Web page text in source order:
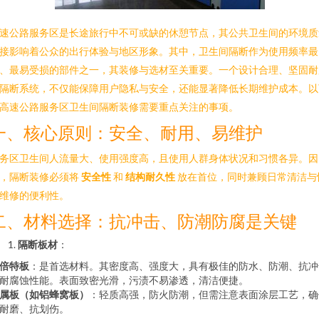
公路服务区是长途旅行中不可或缺的休憩节点，其公共卫生间的环境
影响着公众的出行体验与地区形象。其中，卫生间隔断作为使用频率最
最易受损的部件之一，其装修与选材至关重要。一个设计合理、坚固
断系统，不仅能保障用户隐私与安全，还能显著降低长期维护成本。
速公路服务区卫生间隔断装修需要重点关注的事项。
、核心原则：安全、耐用、易维护
区卫生间人流量大、使用强度高，且使用人群身体状况和习惯各异。因
隔断装修必须将安全性和 结构耐久性放在首位，同时兼顾日常清洁与
修的便利性。
、材料选择：抗冲击、防潮防腐是关键
隔断板材 ：
特板 ：是首选材料。其密度高、强度大，具有极佳的防水、防潮、抗
腐蚀性能。表面致密光滑，污渍不易渗透，清洁便捷。
板（如铝蜂窝板）
：轻质高强，防火防潮，但需注意表面涂层工艺，
磨、抗划伤。